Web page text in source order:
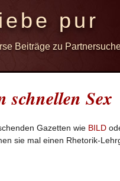
pur
Beiträge zu
schnellen Sex
Gazetten wie BILD
sie mal einen Rhetorik-